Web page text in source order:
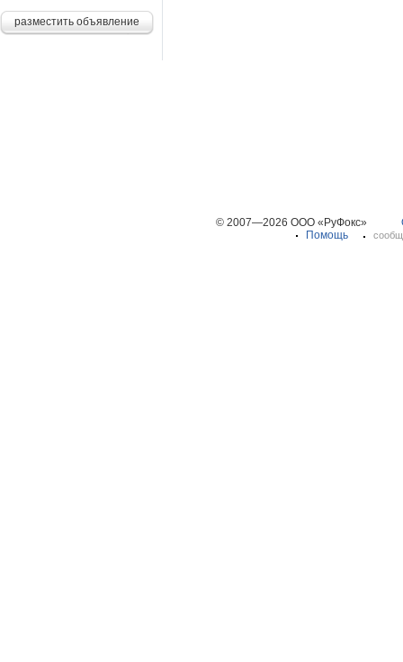
разместить объявление
© 2007—2026 ООО «РуФокс»
Помощь